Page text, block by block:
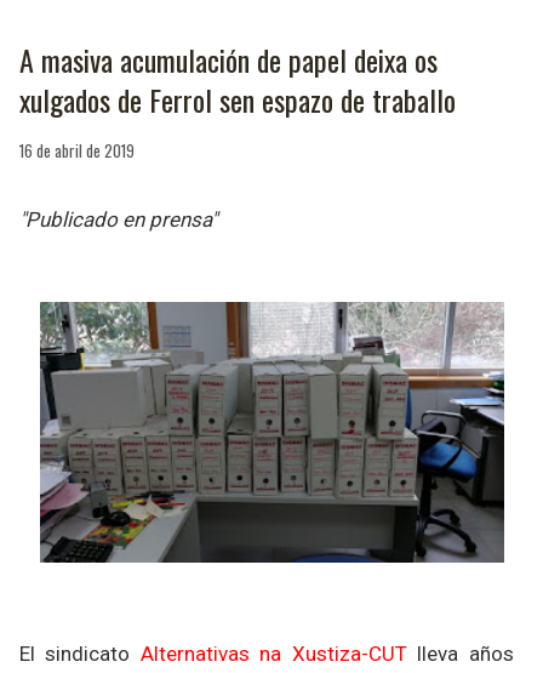
A masiva acumulación de papel deixa os
xulgados de Ferrol sen espazo de traballo
16 de abril de 2019
"Publicado en prensa"
El sindicato Alternativas na Xustiza-CUTlleva años